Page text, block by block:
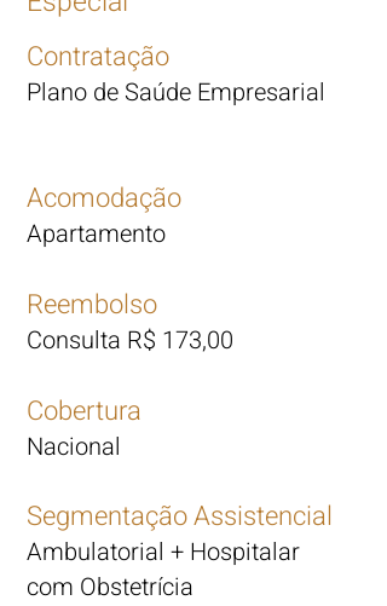
Contratação
Plano de Saúde Empresarial
Acomodação
Apartamento
Reembolso
Consulta R$ 173,00
Cobertura
Nacional
Segmentação Assistencial
Ambulatorial + Hospitalar
com Obstetrícia